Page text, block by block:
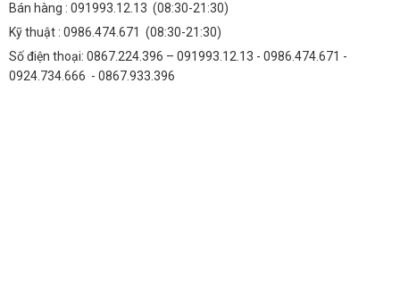
Bán hàng : 091993.12.13 (08:30-21:30)
Kỹ thuật : 0986.474.671 (08:30-21:30)
Số điện thoại: 0867.224.396 – 091993.12.13 - 0986.474.671 -
0924.734.666 - 0867.933.396